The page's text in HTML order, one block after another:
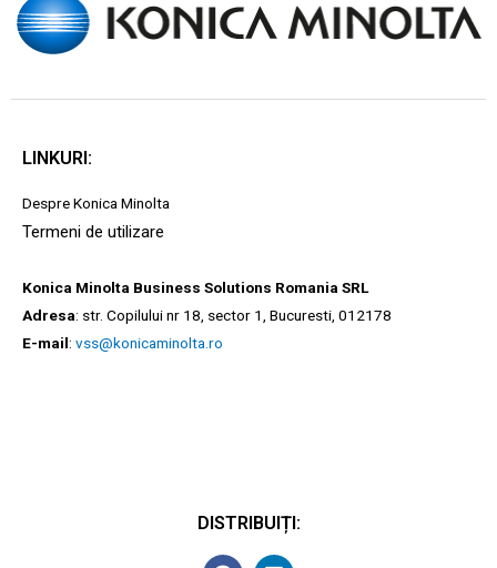
LINKURI:
Despre Konica Minolta
Termeni de utilizare
Konica Minolta Business Solutions Romania SRL
Adresa: str. Copilului nr 18, sector 1, Bucuresti, 012178
E-mail: vss@konicaminolta.ro
DISTRIBUIȚI: